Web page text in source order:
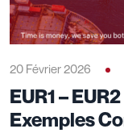
20 Février 2026
EUR1 –
Exemples